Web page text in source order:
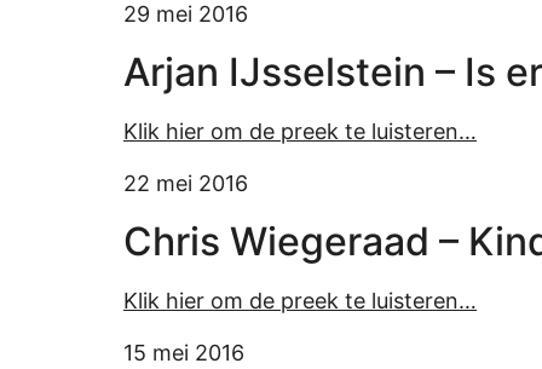
29 mei 2016
Arjan IJsselstein – Is
Klik hier om de preek te luisteren…
22 mei 2016
Chris Wiegeraad –
Klik hier om de preek te luisteren…
15 mei 2016